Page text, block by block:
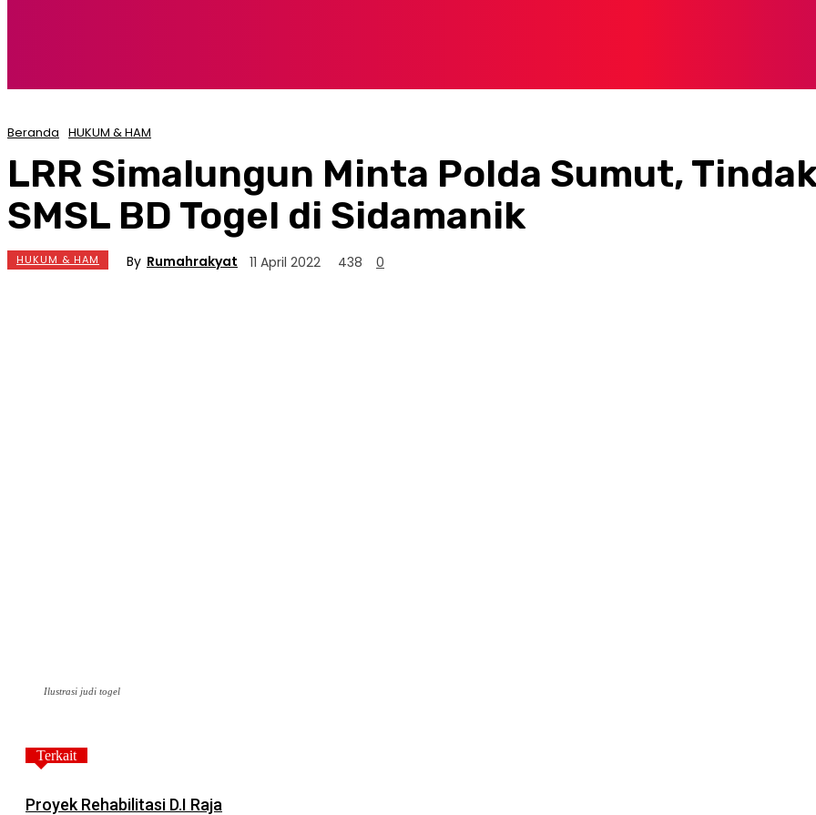
Beranda HUKUM & HAM
LRR Simalungun Minta Polda Sumut,
SMSL BD Togel di Sidamanik
HUKUM & HAM By Rumahrakyat 11 April 2022 438 0
Ilustrasi judi togel
Terkait
Proyek Rehabilitasi D.I Raja